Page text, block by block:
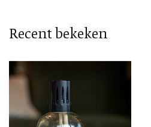
Recent bekeken